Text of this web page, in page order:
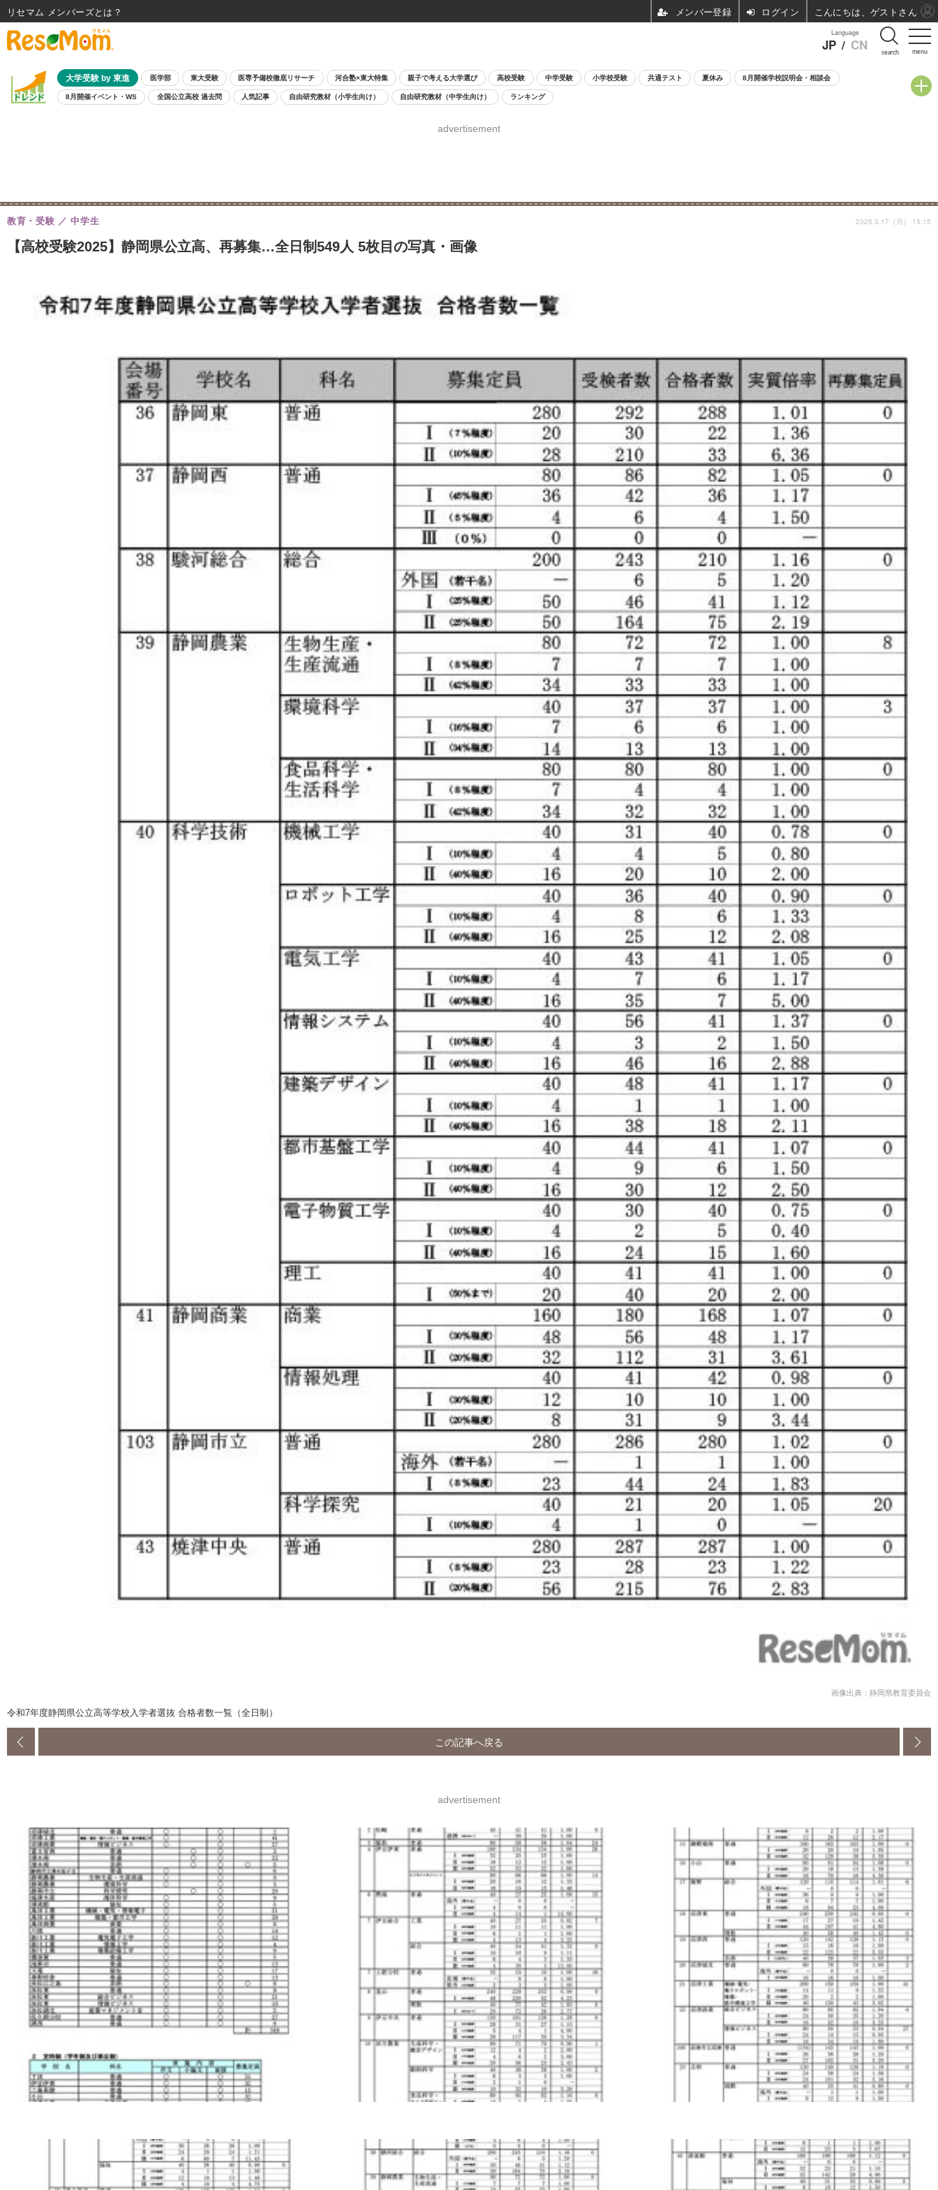
menu
Language
JP / CN search
大学受験 by 東進 医学部 東大受験 医専予備校徹底リサーチ 河合塾×東大特集 親子で考える大学選び 高校受験 中学受験 小学校受験 共通テスト 夏休み 8月開催学校説明会・相談会
8月開催イベント・WS 全国公立高校 過去問 人気記事 自由研究教材（小学生向け） 自由研究教材（中学生向け） ランキング
advertisement
【高校受験2025】静岡県公立高、再募集…全日制549人 5枚目の写真・画像
教育・受験 中学生 2025.3.17（月） 15:15
画像出典：静岡県教育委員会
令和7年度静岡県公立高等学校入学者選抜 合格者数一覧（全日制）
この記事へ戻る
advertisement
リセマム メンバーズ ログイン こんにちは、ゲストさん